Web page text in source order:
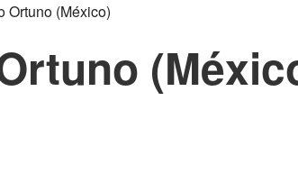
Ortuno (México)